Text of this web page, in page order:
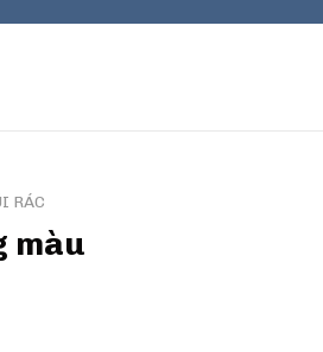
RÁC
màu